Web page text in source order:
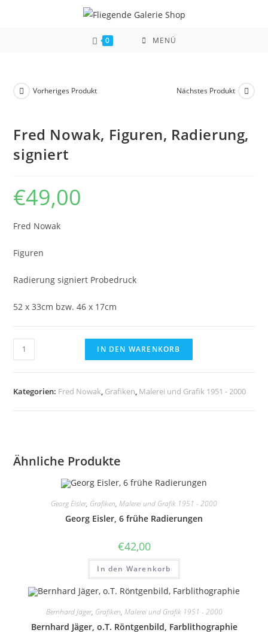
0 MENÜ
Vorheriges Produkt Nächstes Produkt
Fred Nowak, Figuren, Radierung,
signiert
€49,00
Fred Nowak
Figuren
Radierung signiert Probedruck
52 x 33cm bzw. 46 x 17cm
Fred
Nowak,
Radierung,
IN DEN WARENKORB
Kategorien: Fred Nowak Grafiken Malerei und Grafik 1951 - 2000
Ähnliche Produkte
Georg Eisler, Grafiken, Malerei und Grafik 1951 - 2000
Georg Eisler, 6 frühe Radierungen
€42,00
In den Warenkorb
Bernhard Jäger, Grafiken, Malerei und Grafik 1951 - 2000
Bernhard Jäger, o.T. Röntgenbild, Farblithographie